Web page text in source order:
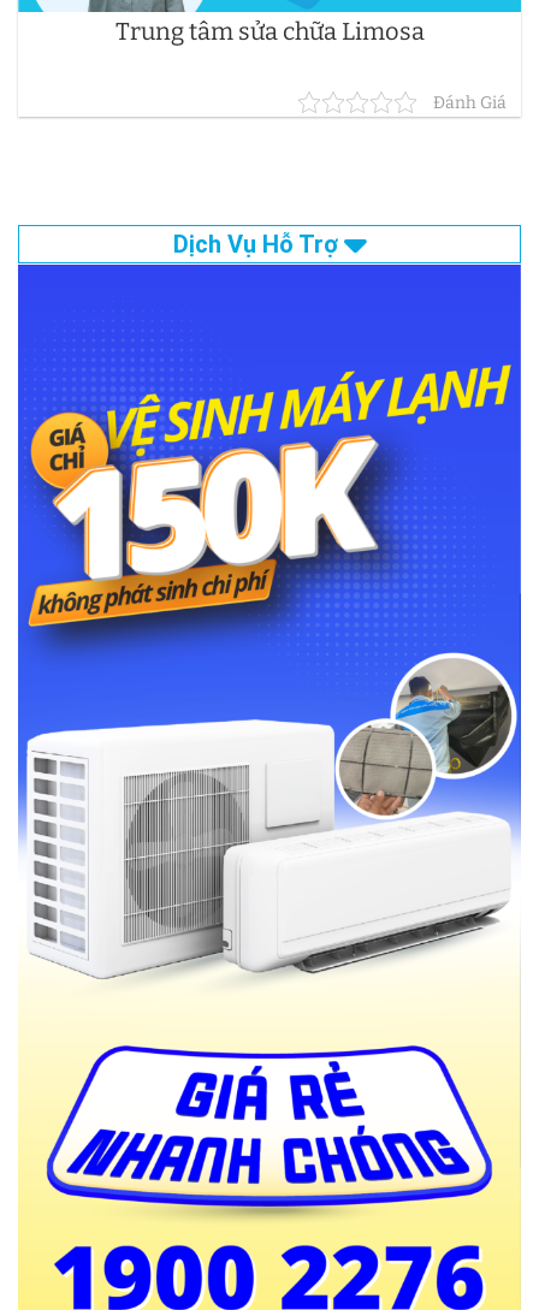
Trung tâm sửa chữa Limosa
Đánh Giá
Dịch Vụ Hỗ Trợ